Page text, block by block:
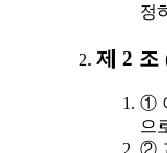
정
제 2 조
①
으